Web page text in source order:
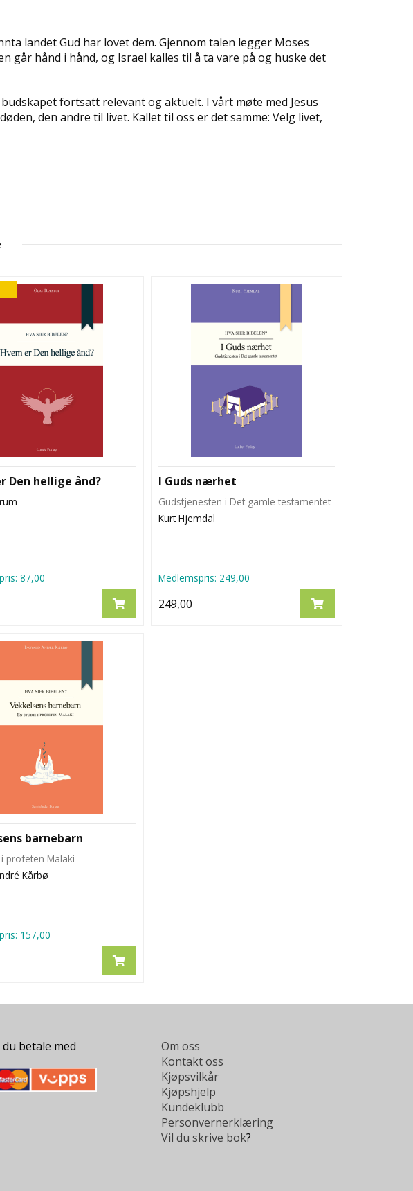
landet Gud har lovet dem. Gjennom talen legger Moses
går hånd i hånd, og Israel kalles til å ta vare på og huske det
fortsatt relevant og aktuelt. I vårt møte med Jesus
den andre til livet. Kallet til oss er det samme: Velg livet,
Den hellige ånd?
87,00
I Guds nærhet
Gudstjenesten i Det gamle testamentet
Kurt Hjemdal
Medlemspris: 249,00
249,00
barnebarn
profeten Malaki
Kårbø
157,00
betale med
Om oss
Kontakt oss
Kjøpsvilkår
Kjøpshjelp
Kundeklubb
Personvernerklæring
Vil du skrive bok?